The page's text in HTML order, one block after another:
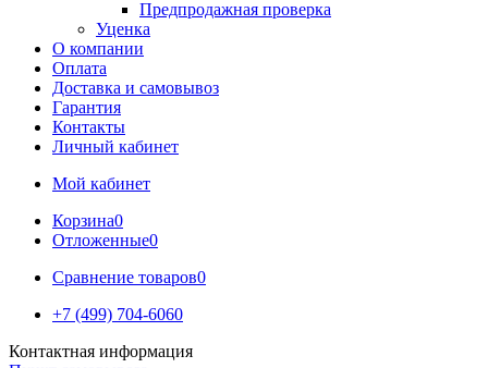
Предпродажная проверка
Уценка
О компании
Оплата
Доставка и самовывоз
Гарантия
Контакты
Личный кабинет
Мой кабинет
Корзина0
Отложенные0
Сравнение товаров0
+7 (499) 704-6060
Контактная информация